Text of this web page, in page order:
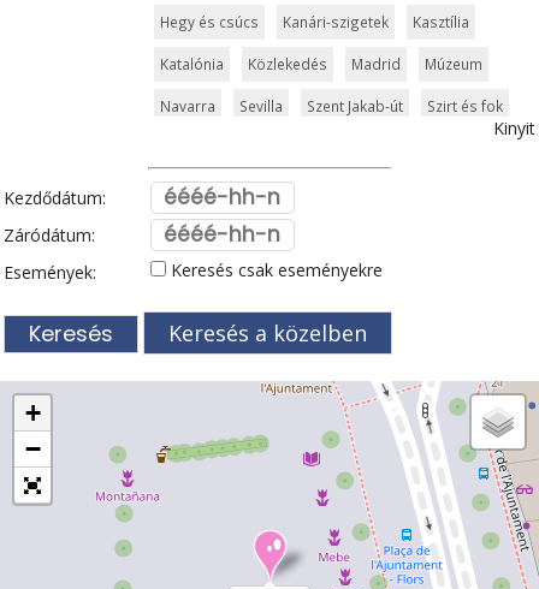
Hegy és csúcs Kanári-szigetek Kasztília
Katalónia Közlekedés Madrid Múzeum
Navarra Sevilla Szent Jakab-út Szirt és fok
Valencia Vár és kastély
Vidámpark Világörökség
Kinyit
Kezdődátum:
Záródátum:
Események:
Keresés csak eseményekre
Keresés a közelben
+
−